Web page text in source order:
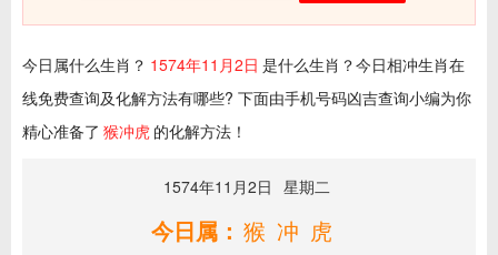
今日属什么生肖？ 1574年11月2日 是什么生肖？今日相冲生肖在
线免费查询及化解方法有哪些? 下面由手机号码凶吉查询小编为你
精心准备了 猴冲虎 的化解方法！
1574年11月2日 星期二
今日属： 猴冲虎